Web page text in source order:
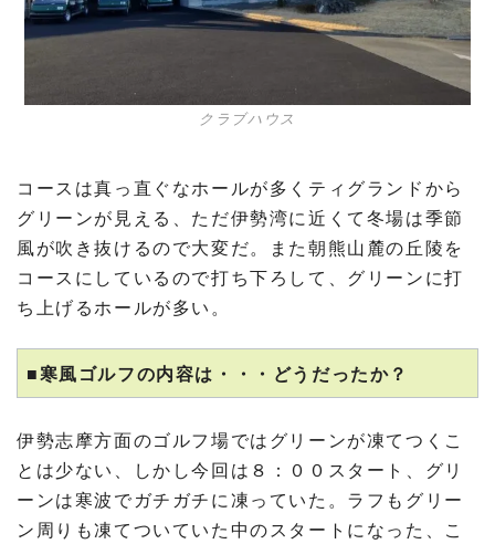
クラブハウス
コースは真っ直ぐなホールが多くティグランドから
グリーンが見える、ただ伊勢湾に近くて冬場は季節
風が吹き抜けるので大変だ。また朝熊山麓の丘陵を
コースにしているので打ち下ろして、グリーンに打
ち上げるホールが多い。
■寒風ゴルフの内容は・・・どうだったか？
伊勢志摩方面のゴルフ場ではグリーンが凍てつくこ
とは少ない、しかし今回は８：００スタート、グリ
ーンは寒波でガチガチに凍っていた。ラフもグリー
ン周りも凍てついていた中のスタートになった、こ